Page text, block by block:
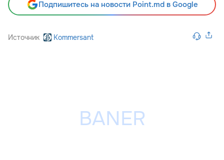
Подпишитесь на новости Point.md в Google
Источник Kommersant